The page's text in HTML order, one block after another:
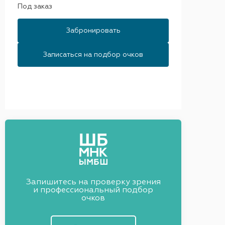
Под заказ
Забронировать
Записаться на подбор очков
Запишитесь на проверку зрения
и профессиональный подбор
очков